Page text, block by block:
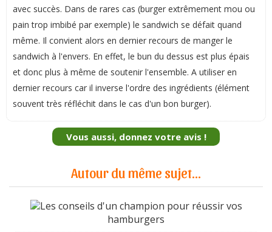
avec succès. Dans de rares cas (burger extrêmement mou ou
pain trop imbibé par exemple) le sandwich se défait quand
même. Il convient alors en dernier recours de manger le
sandwich à l'envers. En effet, le bun du dessus est plus épais
et donc plus à même de soutenir l'ensemble. A utiliser en
dernier recours car il inverse l'ordre des ingrédients (élément
souvent très réfléchit dans le cas d'un bon burger).
Vous aussi, donnez votre avis !
Autour du même sujet...
Les conseils d'un champion pour réussir vos
hamburgers